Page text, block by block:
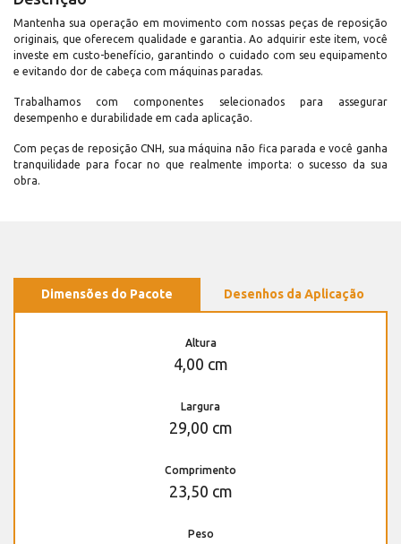
Mantenha sua operação em movimento com nossas peças de reposição
originais, que oferecem qualidade e garantia. Ao adquirir este item, você
investe em custo-benefício, garantindo o cuidado com seu equipamento
e evitando dor de cabeça com máquinas paradas.
Trabalhamos com componentes selecionados para assegurar
desempenho e durabilidade em cada aplicação.
Com peças de reposição CNH, sua máquina não fica parada e você ganha
tranquilidade para focar no que realmente importa: o sucesso da sua
obra.
Dimensões do Pacote Desenhos da Aplicação
Altura
4,00 cm
Largura
29,00 cm
Comprimento
23,50 cm
Peso